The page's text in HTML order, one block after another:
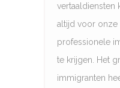
vertaaldiensten
altijd voor onze
professionele
te krijgen. Het
immigranten